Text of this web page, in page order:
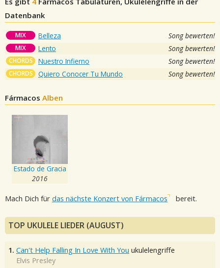
Datenbank
MIX Belleza Song bewerten!
MIX Lento Song bewerten!
CHORDS Nuestro Infierno Song bewerten!
CHORDS Quiero Conocer Tu Mundo Song bewerten!
Fármacos Alben
Estado de Gracia
2016
Mach Dich für das nächste Konzert von Fármacos bereit.
TOP UKULELE LIEDER (AUGUST)
1. Can't Help Falling In Love With You ukulelengriffe
Elvis Presley